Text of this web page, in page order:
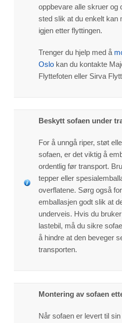
oppbevare alle skruer og
sted slik at du enkelt kan
igjen etter flyttingen.
Trenger du hjelp med å
Oslokan du kontakte
Flyttefoten eller Sirva
Beskytt sofaen under
For å unngå riper, støt
sofaen, er det viktig å
ordentlig før transport.
tepper eller
overflatene. Sørg også
emballasjen godt slik at
underveis. Hvis du
lastebil, må du sikre
å hindre at den beveger
transporten.
Montering av sofaen
Når sofaen er levert til